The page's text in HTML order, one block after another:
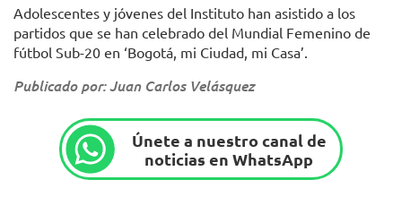
Adolescentes y jóvenes del Instituto han asistido a los
partidos que se han celebrado del Mundial Femenino de
fútbol Sub-20 en ‘Bogotá, mi Ciudad, mi Casa’.
Publicado por: Juan Carlos Velásquez
Únete a nuestro canal de
noticias en WhatsApp